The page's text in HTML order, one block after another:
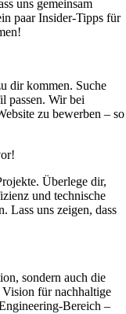
uns gemeinsam
paar Insider-Tipps für
dir kommen. Suche
passen. Wir bei
zu bewerben – so
Überlege dir,
und technische
Lass uns zeigen, dass
sondern auch die
Vision für nachhaltige
Bereich –